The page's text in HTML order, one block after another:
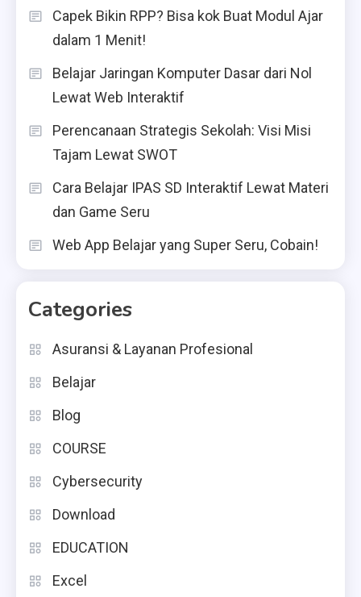
Capek Bikin RPP? Bisa kok Buat Modul Ajar
dalam 1 Menit!
Belajar Jaringan Komputer Dasar dari Nol
Lewat Web Interaktif
Perencanaan Strategis Sekolah: Visi Misi
Tajam Lewat SWOT
Cara Belajar IPAS SD Interaktif Lewat Materi
dan Game Seru
Web App Belajar yang Super Seru, Cobain!
Categories
Asuransi & Layanan Profesional
Belajar
Blog
COURSE
Cybersecurity
Download
EDUCATION
Excel